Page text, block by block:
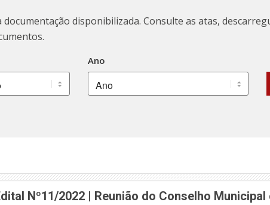
disponibilizada. Consulte as atas,
Ano
Nº11/2022 | Reunião do Conselho Municipal